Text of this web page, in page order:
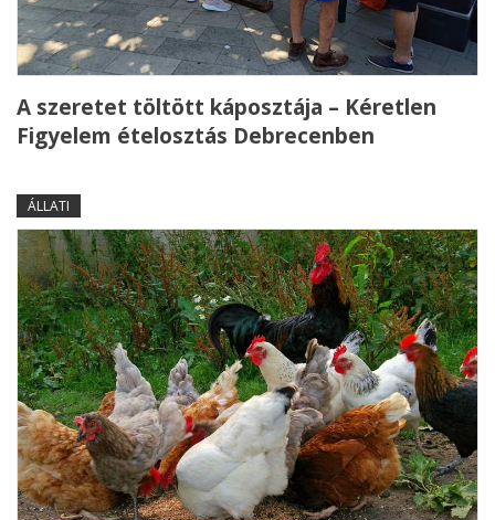
A szeretet töltött káposztája – Kéretlen
Figyelem ételosztás Debrecenben
ÁLLATI